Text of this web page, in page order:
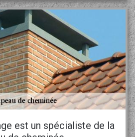
est un spécialiste de la